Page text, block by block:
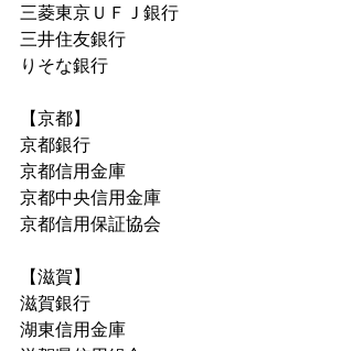
三菱東京ＵＦＪ銀行
三井住友銀行
りそな銀行
【京都】
京都銀行
京都信用金庫
京都中央信用金庫
京都信用保証協会
【滋賀】
滋賀銀行
湖東信用金庫